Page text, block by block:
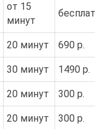
от 15
минут
20 минут 690 р.
30 минут 1490 р.
20 минут 300 р.
20 минут 300 р.